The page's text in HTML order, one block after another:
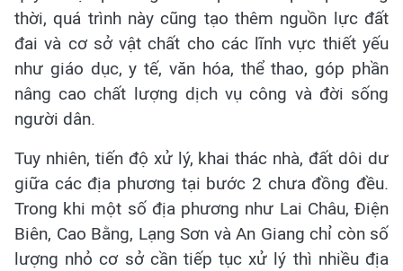
thời, quá trình này cũng tạo thêm nguồn lực đất
đai và cơ sở vật chất cho các lĩnh vực thiết yếu
như giáo dục, y tế, văn hóa, thể thao, góp phần
nâng cao chất lượng dịch vụ công và đời sống
người dân.
Tuy nhiên, tiến độ xử lý, khai thác nhà, đất dôi dư
giữa các địa phương tại bước 2 chưa đồng đều.
Trong khi một số địa phương như Lai Châu, Điện
Biên, Cao Bằng, Lạng Sơn và An Giang chỉ còn số
lượng nhỏ cơ sở cần tiếp tục xử lý thì nhiều địa